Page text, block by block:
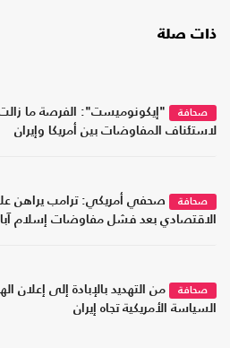
ذات صلة
صحافة
"إيكونوميست": الفرصة ما
لاستئناف المفاوضات بين أمريكا وإيران
صحافة
صحفي أمريكي: ترامب يراهن
الاقتصادي بعد فشل مفاوضات إسلام
صحافة
من التهديد بالإبادة إلى إعلان
السياسة الأمريكية تجاه إيران